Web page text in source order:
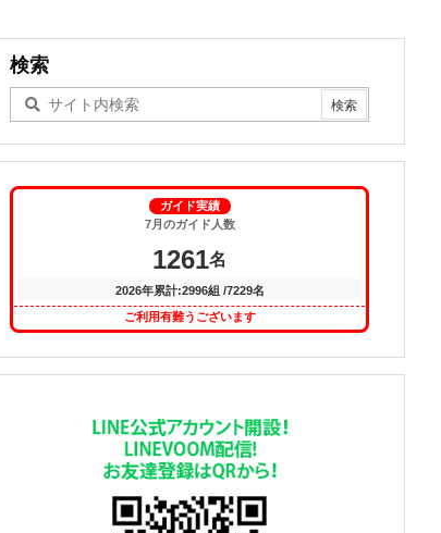
検索
ガイド実績
7月のガイド人数
1261名
2026年累計:2996組 /7229名
ご利用有難うございます